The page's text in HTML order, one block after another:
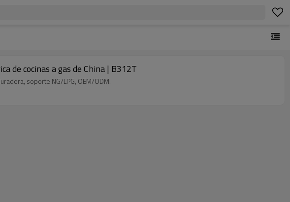
de cocinas a gas de China | B312T
soporte NG/LPG, OEM/ODM.